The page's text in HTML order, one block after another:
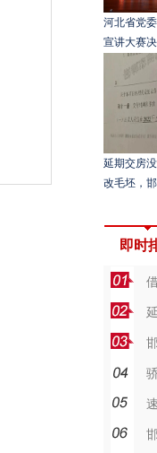
河北省党
宣讲大赛
延期交房
改毛坯，
即时